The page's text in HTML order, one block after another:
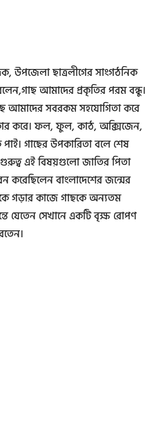
উপজেলা ছাত্রলীগের সাংগঠনিক
আমাদের প্রকৃতির পরম বন্ধু।
আমাদের সবরকম সহযোগিতা করে
করে। ফল, ফুল, কাঠ, অক্সিজেন,
গাছের উপকারিতা বলে শেষ
গুরুত্ব এই বিষয়গুলো জাতির পিতা
করেছিলেন বাংলাদেশের জন্মের
গড়ার কাজে গাছকে অন্যতম
যেতেন সেখানে একটি বৃক্ষ রোপণ